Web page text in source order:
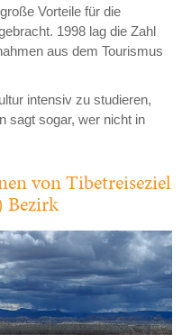
Vorteile für die
1998 lag die Zahl
aus dem Tourismus
intensiv zu studieren,
sagt sogar, wer nicht in
von Tibetreiseziel
Bezirk